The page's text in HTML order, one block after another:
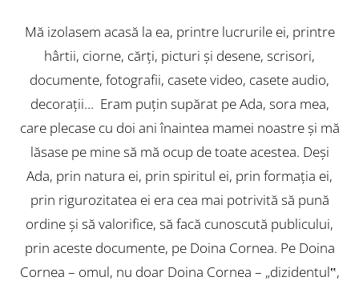
Mă izolasem acasă la ea, printre lucrurile ei, printre
hârtii, ciorne, cărţi, picturi şi desene, scrisori,
documente, fotografii, casete video, casete audio,
decoraţii… Eram puţin supărat pe Ada, sora mea,
care plecase cu doi ani înaintea mamei noastre şi mă
lăsase pe mine să mă ocup de toate acestea. Deşi
Ada, prin natura ei, prin spiritul ei, prin formaţia ei,
prin rigurozitatea ei era cea mai potrivită să pună
ordine şi să valorifice, să facă cunoscută publicului,
prin aceste documente, pe Doina Cornea. Pe Doina
Cornea – omul, nu doar Doina Cornea – „dizidentul‟,